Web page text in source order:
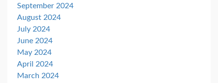
September 2024
August 2024
July 2024
June 2024
May 2024
April 2024
March 2024